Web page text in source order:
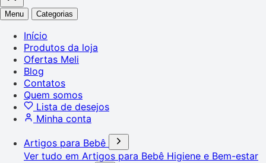
Menu Categorias
Início
Produtos da loja
Ofertas Meli
Blog
Contatos
Quem somos
Lista de desejos
Minha conta
Artigos para Bebê
Ver tudo em Artigos para Bebê Higiene e Bem-estar